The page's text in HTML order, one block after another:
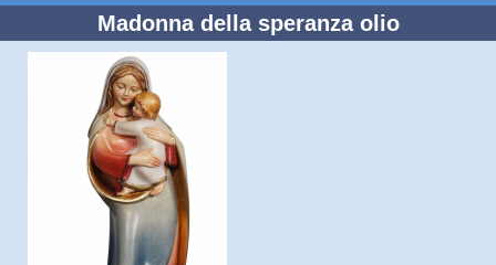
Madonna della speranza olio